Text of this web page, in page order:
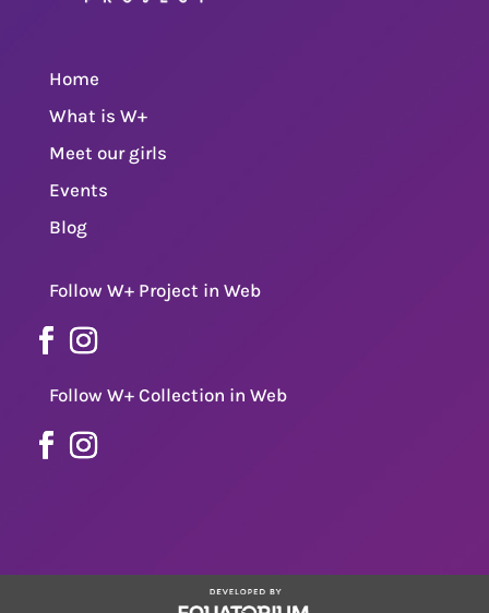
Home
What is W+
Meet our girls
Events
Blog
Follow W+ Project in Web
Follow W+ Collection in Web